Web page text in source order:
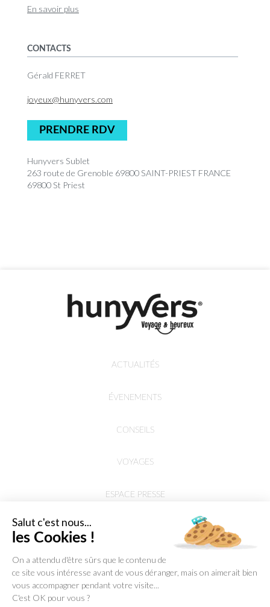
En savoir plus
CONTACTS
Gérald FERRET
joyeux@hunyvers.com
PRENDRE RDV
Hunyvers Sublet
263 route de Grenoble 69800 SAINT-PRIEST FRANCE
69800 St Priest
ACTUALITÉS
ÉVENEMENTS
CONSEILS
VOYAGES
ESPACE PRESSE
Salut c'est nous...
les Cookies !
On a attendu d'être sûrs que le contenu de
ce site vous intéresse avant de vous déranger, mais on aimerait bien
vous accompagner pendant votre visite...
C'est OK pour vous ?